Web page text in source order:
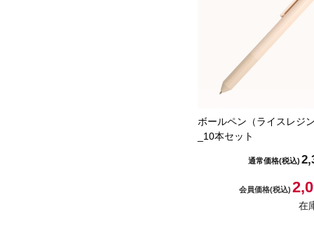
ボールペン（ライスレジ
_10本セット
通常価格(税込)
会員価格(税込)
在